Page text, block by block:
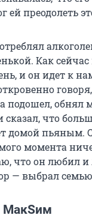
ей преодолеть
Как
и он идет к
подошел, обнял
что
домой пьяным.
момента
что он любил
— выбрал
МакSим